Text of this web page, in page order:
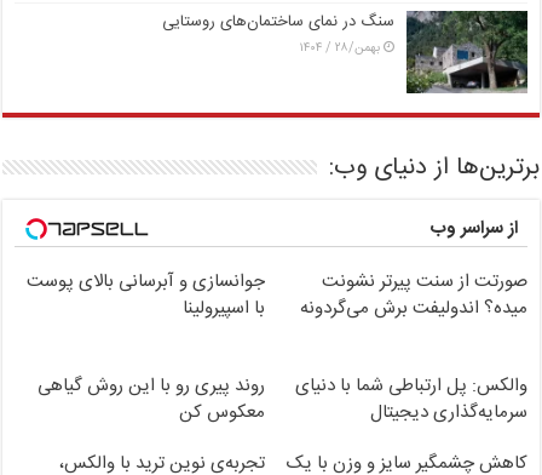
سنگ در نمای ساختمان‌های روستایی
بهمن/۲۸ / ۱۴۰۴
برترین‌ها از دنیای وب:
از سراسر وب
صورتت از سنت پیرتر نشونت
میده؟ اندولیفت برش می‌گردونه
جوانسازی و آبرسانی بالای پوست
با اسپیرولینا
والکس: پل ارتباطی شما با دنیای
سرمایه‌گذاری دیجیتال
روند پیری رو با این روش گیاهی
معکوس کن
کاهش چشمگیر سایز و وزن با یک
تجربه‌ی نوین ترید با والکس،